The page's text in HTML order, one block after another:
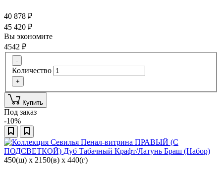
40 878 ₽
45 420 ₽
Вы экономите
4542 ₽
-
Количество
+
Купить
Под заказ
-10%
450(ш) x 2150(в) x 440(г)